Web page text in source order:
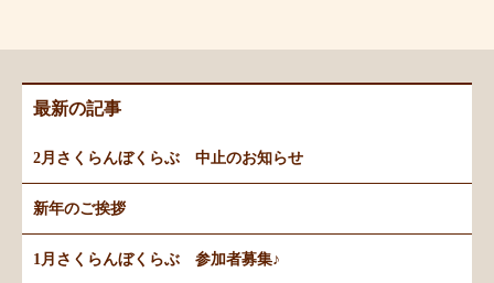
最新の記事
2月さくらんぼくらぶ 中止のお知らせ
新年のご挨拶
1月さくらんぼくらぶ 参加者募集♪